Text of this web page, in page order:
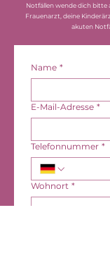
Notfällen wende dich bitte
Frauenarzt, deine
akuten
Name *
E-Mail-Adresse *
Telefonnummer *
Wohnort *